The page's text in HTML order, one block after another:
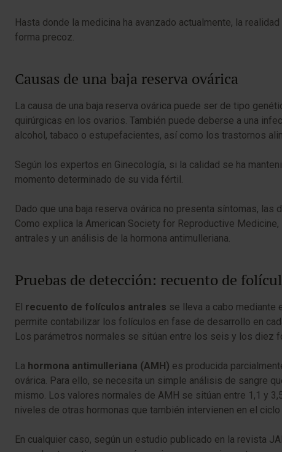
Hasta donde la medicina ha avanzado actualmente, la
forma precoz.
Causas de una baja reserva ovárica
La causa de una baja reserva ovárica puede ser de tipo
quirúrgicas en los ovarios. También puede deberse a una
alcohol, tabaco o estupefacientes, así como los trastornos
Según los expertos en Ginecología, si la calidad se ha
momento determinado de su vida fértil.
Dado que una baja reserva ovárica no presenta síntomas,
Como explica la American Society for Reproductive
antrales y un análisis de la hormona antimulleriana.
Pruebas de detección: recuento de
El recuento de folículos antrales se lleva a cabo mediante
permite contabilizar los folículos en fase de desarrollo en
Los parámetros normales se sitúan entre los seis y los diez
La hormona antimulleriana (AMH) es producida
ovárica. Para ello, se necesita un simple análisis de sangre
mismo. Los valores normales de AMH se sitúan entre 1,1 y
niveles de otras hormonas que también intervienen en el
En cualquier caso, según un estudio publicado en la revista